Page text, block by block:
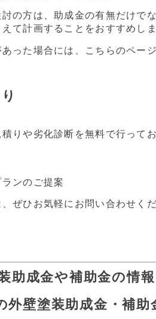
の方は、助成金の有無だけでな
て計画することをおすすめしま
った場合には、こちらのペー
りや劣化診断を無料で行ってお
ンのご提案
ぜひお気軽にお問い合わせくだ
助成金や補助金の情報
外壁塗装助成金・補助